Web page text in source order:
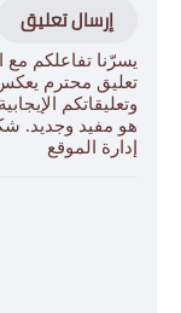
إرسال تعليق
يسرّنا تفاعلكم مع
تعليق محترم يعكس
وتعليقاتكم
هو مفيد وجديد.
إدارة الموقع